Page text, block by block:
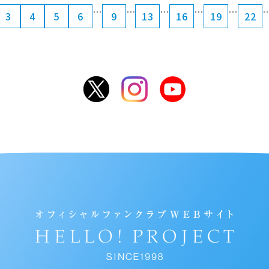
3 4 5 6 … 9 … 13 … 16 … 19 … 22